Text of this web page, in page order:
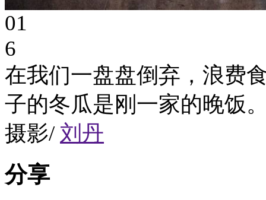
01
6
在我们一盘盘倒弃，浪费
子的冬瓜是刚一家的晚饭
摄影/ 刘丹
分享